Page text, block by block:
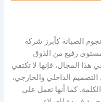
الصيانة كأبرز شركة
رفيع من الذوق
هذا المجال، فإنها لا تكتفي
التصميم الداخلي والخارجي،
كما أنها تعمل على